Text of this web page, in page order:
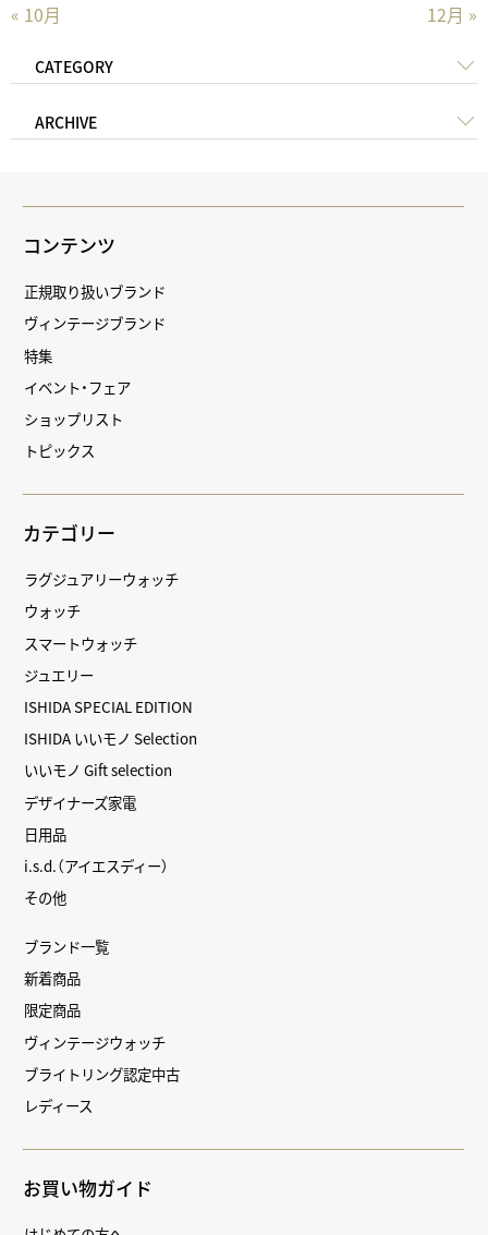
« 10月 12月 »
CATEGORY
ARCHIVE
コンテンツ
正規取り扱いブランド
ヴィンテージブランド
特集
イベント・フェア
ショップリスト
トピックス
カテゴリー
ラグジュアリーウォッチ
ウォッチ
スマートウォッチ
ジュエリー
ISHIDA SPECIAL EDITION
ISHIDA いいモノ Selection
いいモノ Gift selection
デザイナーズ家電
日用品
i.s.d.（アイエスディー）
その他
ブランド一覧
新着商品
限定商品
ヴィンテージウォッチ
ブライトリング認定中古
レディース
お買い物ガイド